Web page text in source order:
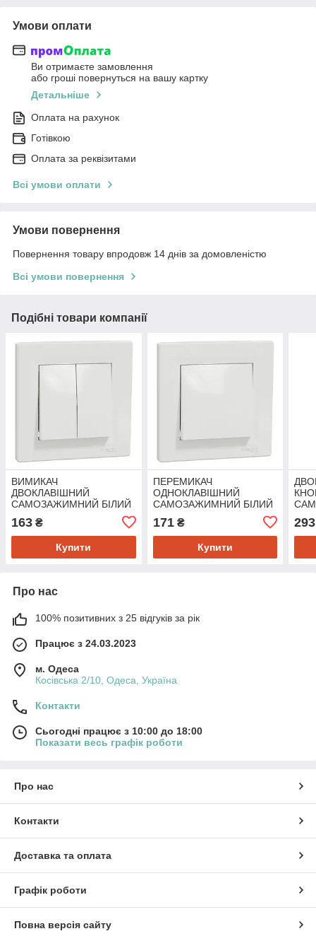
Умови оплати
Ви отримаєте замовлення
або гроші повернуться на вашу картку
Детальніше
Оплата на рахунок
Готівкою
Оплата за реквізитами
Всі умови оплати
Умови повернення
Повернення товару впродовж 14 днів за домовленістю
Всі умови повернення
Подібні товари компанії
ВИМИКАЧ
ДВОКЛАВІШНИЙ
САМОЗАЖИМНИЙ БІЛИЙ
163 ₴
Купити
ПЕРЕМИКАЧ
ОДНОКЛАВІШНИЙ
САМОЗАЖИМНИЙ БІЛИЙ
171₴
Купити
293
Про нас
100% позитивних з 25 відгуків за рік
Працює з 24.03.2023
м. Одеса
Косівська 2/10, Одеса, Україна
Контакти
Сьогодні працює з 10:00 до 18:00
Показати весь графік роботи
Про нас
Контакти
Доставка та оплата
Графік роботи
Повна версія сайту